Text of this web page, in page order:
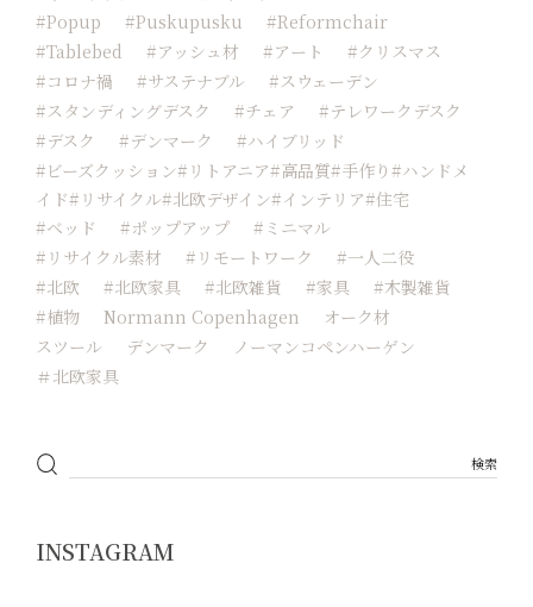
#popup
#Puskupusku
#reformchair
#tablebed
#アッシュ材 #アート
#クリスマス
#コロナ禍
#サステナブル
#スウェーデン
#スタンディングデスク
#チェア
#テレワークデスク
#デスク
#デンマーク
#ハイブリッド
#ビーズクッション#リトアニア#高品質#手作り#ハンドメ
イド#リサイクル#北欧デザイン#インテリア#住宅
#ベッド
#ポップアップ
#ミニマル
#リサイクル素材
#リモートワーク
#一人二役
#北欧
#北欧家具 #北欧雑貨 #家具
#木製雑貨
#植物
Normann Copenhagen
オーク材
スツール
デンマーク
ノーマンコペンハーゲン
＃北欧家具
INSTAGRAM